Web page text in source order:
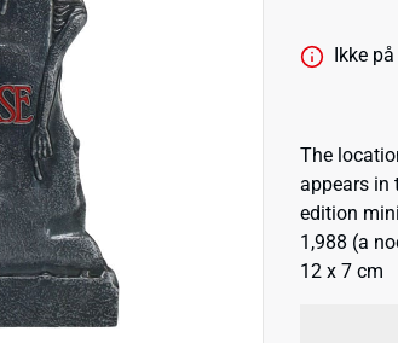
Ikke
The
appears in
edition
1,988 (a
12 x 7 cm